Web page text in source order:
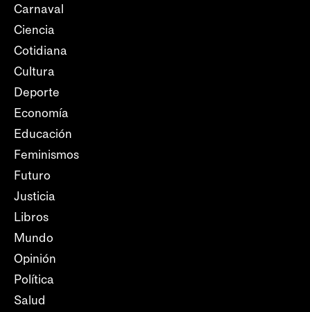
Carnaval
Ciencia
Cotidiana
Cultura
Deporte
Economía
Educación
Feminismos
Futuro
Justicia
Libros
Mundo
Opinión
Política
Salud